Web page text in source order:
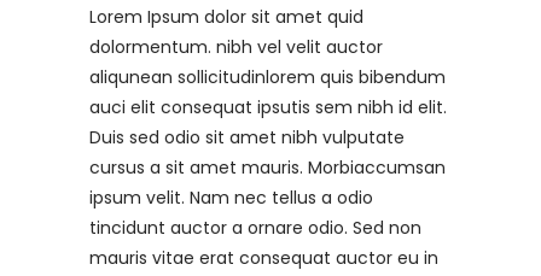
Lorem Ipsum dolor sit amet quid
dolormentum. nibh vel velit auctor
aliqunean sollicitudinlorem quis bibendum
auci elit consequat ipsutis sem nibh id elit.
Duis sed odio sit amet nibh vulputate
cursus a sit amet mauris. Morbiaccumsan
ipsum velit. Nam nec tellus a odio
tincidunt auctor a ornare odio. Sed non
mauris vitae erat consequat auctor eu in